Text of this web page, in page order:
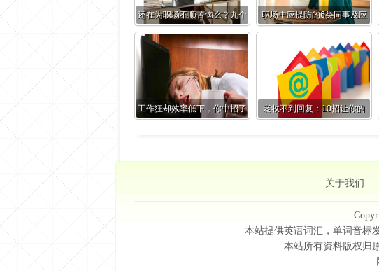
还在为职场不顺苦恼么？九个
方法让你的上司喜欢上你
职场中应提防的6类同事及应
对之策
工作狂却效率低下，你中招了
老收不到回复：10招让你的
关于我们
本站提供英语词汇，单词音标
本站所有资料版权归